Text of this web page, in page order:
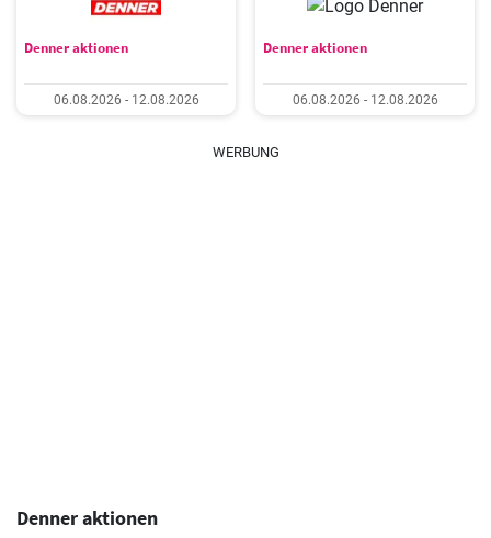
Denner aktionen
06.08.2026 - 12.08.2026
Denner aktionen
06.08.2026 - 12.08.2026
WERBUNG
Denner aktionen